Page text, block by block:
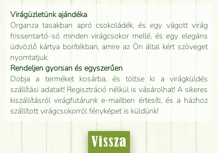
Virágüzletünk ajándéka
Organza tasakban apró csokoládék, és egy vágott virág
frissentartó-só minden virágcsokor mellé, és egy elegáns
üdvözlő kártya borítékban, amire az Ön által kért szöveget
nyomtatjuk.
Rendeljen gyorsan és egyszerűen
Dobja a terméket kosárba, és töltse ki a virágküldés
szállítási adatait! Regisztráció nélkül is vásárolhat! A sikeres
kiszállításról virágfutárunk e-mailben értesíti, és a házhoz
szállított virágcsokorról fényképet is küldünk!
Vissza